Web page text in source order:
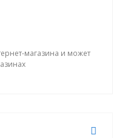
магазина и может